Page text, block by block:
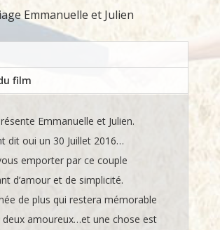
Emmanuelle et Julien
film
Emmanuelle et Julien.
dit oui un 30 Juillet 2016…
emporter par ce couple
d’amour et de simplicité.
de plus qui restera mémorable
amoureux…et une chose est